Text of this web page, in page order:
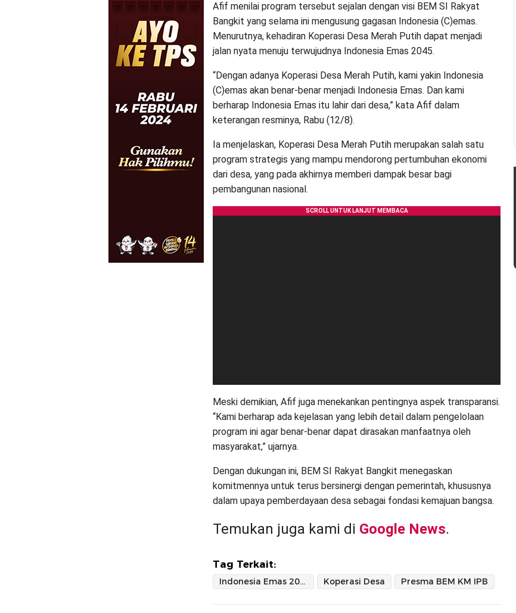
Afif menilai program tersebut sejalan dengan visi BEM SI Rakyat
Bangkit yang selama ini mengusung gagasan Indonesia (C)emas.
Menurutnya, kehadiran Koperasi Desa Merah Putih dapat menjadi
jalan nyata menuju terwujudnya Indonesia Emas 2045.
“Dengan adanya Koperasi Desa Merah Putih, kami yakin Indonesia
(C)emas akan benar-benar menjadi Indonesia Emas. Dan kami
berharap Indonesia Emas itu lahir dari desa,” kata Afif dalam
keterangan resminya, Rabu (12/8).
Ia menjelaskan, Koperasi Desa Merah Putih merupakan salah satu
program strategis yang mampu mendorong pertumbuhan ekonomi
dari desa, yang pada akhirnya memberi dampak besar bagi
pembangunan nasional.
Meski demikian, Afif juga menekankan pentingnya aspek transparansi.
“Kami berharap ada kejelasan yang lebih detail dalam pengelolaan
program ini agar benar-benar dapat dirasakan manfaatnya oleh
masyarakat,” ujarnya.
Dengan dukungan ini, BEM SI Rakyat Bangkit menegaskan
komitmennya untuk terus bersinergi dengan pemerintah, khususnya
dalam upaya pemberdayaan desa sebagai fondasi kemajuan bangsa.
Temukan juga kami di Google News.
Tag Terkait:
Indonesia Emas 2045 Koperasi Desa Presma BEM KM IPB